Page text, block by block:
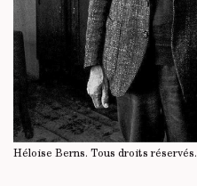
Héloise Berns. Tous droits réservés.